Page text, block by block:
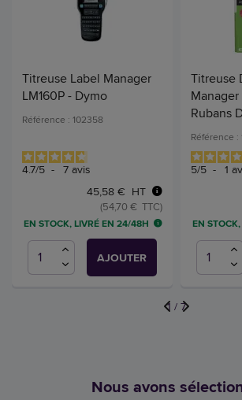
Titreuse Label Manager
LM160P - Dymo
Référence : 102358
4.7/5 - 7 avis
45,58 € HT
(54,70 € TTC)
EN STOCK, LIVRÉ EN 24/48H
AJOUTER
Titreuse
Manager
Rubans
Référence :
5/5 - 1
EN
1 / 7
Nous avons